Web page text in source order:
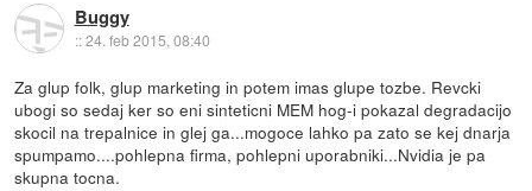
Buggy
::24. feb 2015, 08:40
Za glup folk, glup marketing in potem imas glupe tozbe. Revcki
ubogi so sedaj ker so eni sinteticni MEM hog-i pokazal degradacijo
skocil na trepalnice in glej ga...mogoce lahko pa zato se kej dnarja
spumpamo....pohlepna firma, pohlepni uporabniki...Nvidia je pa
skupna tocna.